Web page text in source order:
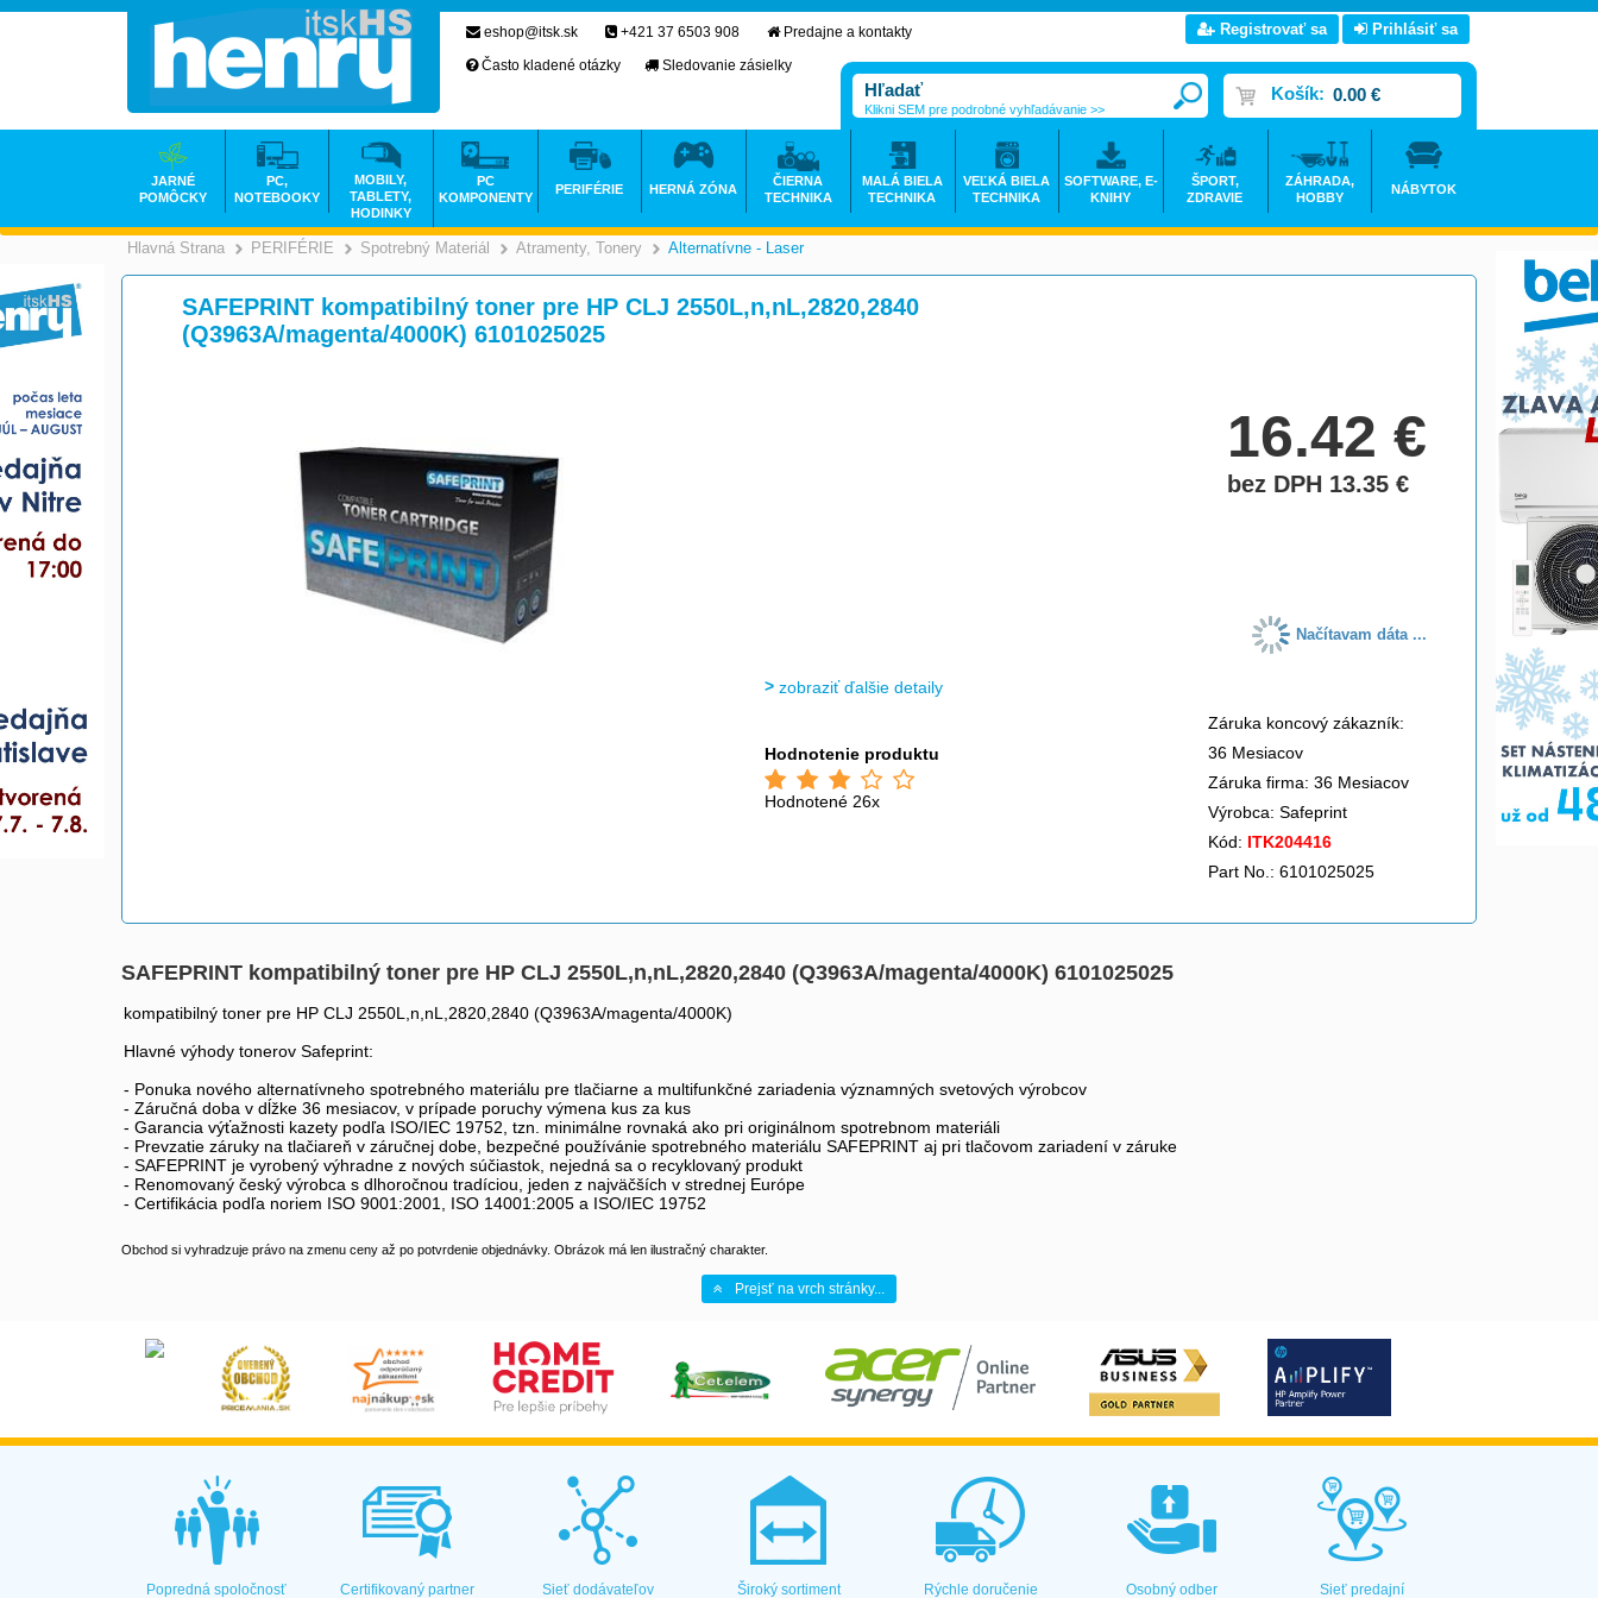
Hlavná Strana >
PERIFÉRIE >
Spotrebný Materiál >
Atramenty, Tonery >
Alternatívne - Laser
SAFEPRINT kompatibilný toner pre HP CLJ 2550L,n,nL,2820,2840
(Q3963A/magenta/4000K) 6101025025
16.42€
bez DPH 13.35€
Načítavam dáta ...
zobraziť ďalšie detaily
Hodnotenie produktu
Hodnotené 26x
Záruka koncový zákazník:
36 Mesiacov
Záruka firma: 36 Mesiacov
Výrobca: Safeprint
Kód: ITK204416
Part No.: 6101025025
SAFEPRINT kompatibilný toner pre HP CLJ 2550L,n,nL,2820,2840 (Q3963A/magenta/4000K) 6101025025
kompatibilný toner pre HP CLJ 2550L,n,nL,2820,2840 (Q3963A/magenta/4000K)
Hlavné výhody tonerov Safeprint:
- Ponuka nového alternatívneho spotrebného materiálu pre tlačiarne a multifunkčné zariadenia významných svetových výrobcov
- Záručná doba v dĺžke 36 mesiacov, v prípade poruchy výmena kus za kus
- Garancia výťažnosti kazety podľa ISO/IEC 19752, tzn. minimálne rovnaká ako pri originálnom spotrebnom materiáli
- Prevzatie záruky na tlačiareň v záručnej dobe, bezpečné používánie spotrebného materiálu SAFEPRINT aj pri tlačovom zariadení v záruke
- SAFEPRINT je vyrobený výhradne z nových súčiastok, nejedná sa o recyklovaný produkt
- Renomovaný český výrobca s dlhoročnou tradíciou, jeden z najväčších v strednej Európe
- Certifikácia podľa noriem ISO 9001:2001, ISO 14001:2005 a ISO/IEC 19752
Obchod si vyhradzuje právo na zmenu ceny až po potvrdenie objednávky. Obrázok má len ilustračný charakter.
Prejsť na vrch stránky...
eshop@itsk.sk +421 37 6503 908
Predajne a kontakty
Často kladené otázky
Sledovanie zásielky
Registrovať sa Prihlásiť sa
Košík: 0.00 €
Klikni SEM pre podrobné vyhľadávanie >>
JARNÉ
POMÔCKY
PC,
NOTEBOOKY
MOBILY,
TABLETY,
HODINKY
PC
KOMPONENTY
PERIFÉRIE HERNÁ ZÓNA
ČIERNA
TECHNIKA
MALÁ BIELA
TECHNIKA
VEĽKÁ BIELA
TECHNIKA
SOFTWARE, E-
KNIHY
ŠPORT,
ZDRAVIE
ZÁHRADA,
HOBBY
NÁBYTOK
Popredná spoločnosť Certifikovaný partner Sieť dodávateľov Široký sortiment Rýchle doručenie Osobný odber Sieť predajní